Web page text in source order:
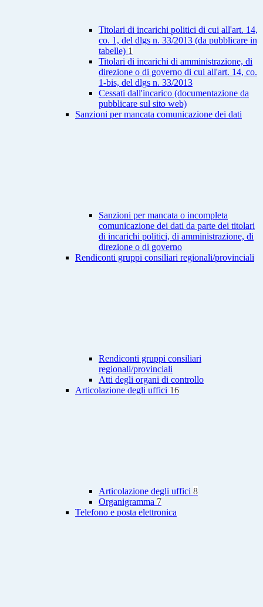
Titolari di incarichi politici di cui all'art. 14,
co. 1, del dlgs n. 33/2013 (da pubblicare in
tabelle) 1
Titolari di incarichi di amministrazione, di
direzione o di governo di cui all'art. 14, co.
1-bis, del dlgs n. 33/2013
Cessati dall'incarico (documentazione da
pubblicare sul sito web)
Sanzioni per mancata comunicazione dei dati
Sanzioni per mancata o incompleta
comunicazione dei dati da parte dei titolari
di incarichi politici, di amministrazione, di
direzione o di governo
Rendiconti gruppi consiliari regionali/provinciali
Rendiconti gruppi consiliari
regionali/provinciali
Atti degli organi di controllo
Articolazione degli uffici 16
Articolazione degli uffici 8
Organigramma 7
Telefono e posta elettronica